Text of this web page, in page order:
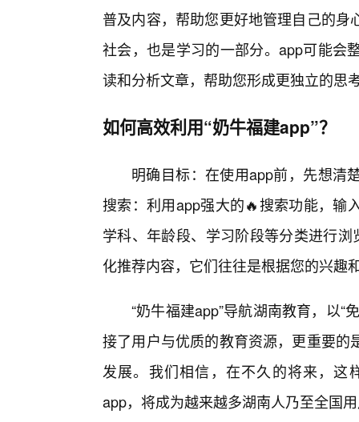
普及内容，帮助您更好地管理自己的
社会，也是学习的一部分。app可能会
读和分析文章，帮助您形成更独立的思
如何高效利用“奶牛福建app”？
明确目标：在使用app前，先想清
搜索：利用app强大的🔥搜索功能，输
学科、年龄段、学习阶段等分类进行
化推荐内容，它们往往是根据您的兴趣
“奶牛福建app”导航湖南教育，以“
接了用户与优质的教育资源，更重要
发展。我们相信，在不久的将来，这
app，将成为越来越多湖南人乃至全国